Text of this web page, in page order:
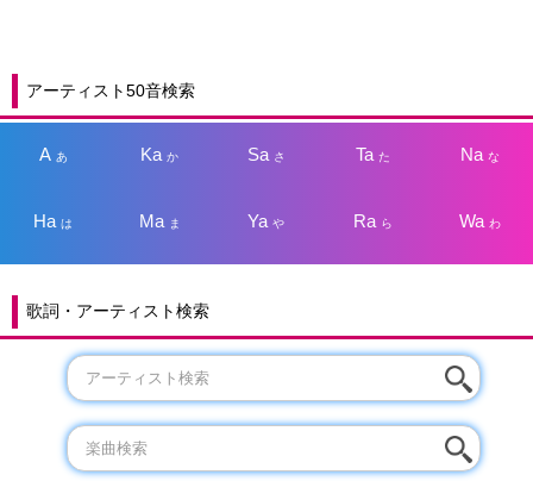
アーティスト50音検索
A あ Kaか Sa さ Taた Na な
Haは Ma ま Yaや Ra ら Wa わ
歌詞・アーティスト検索